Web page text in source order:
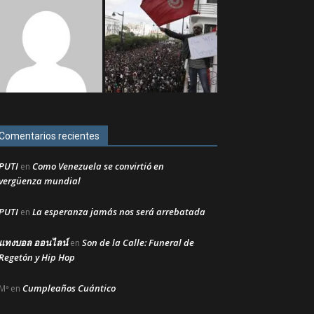
recientes
en Como Venezuela se convirtió en
mundial
en La esperanza jamás nos será arrebatada
แทงบอล ออนไลน์en Son de la Calle: Funeral de
y Hip Hop
Mª en Cumpleaños Cuántico